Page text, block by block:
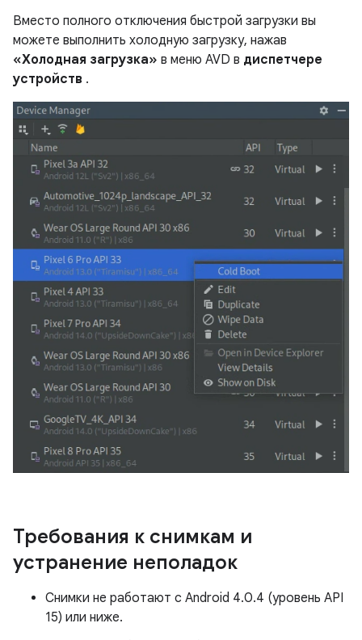
Вместо полного отключения быстрой загрузки вы
можете выполнить холодную загрузку, нажав
«Холодная загрузка» в меню AVD в диспетчере
устройств .
Требования к снимкам и
устранение неполадок
Снимки не работают с Android 4.0.4 (уровень API
15) или ниже.